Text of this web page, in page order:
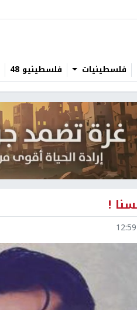
فلسطينيات فلسطينيو 48
!